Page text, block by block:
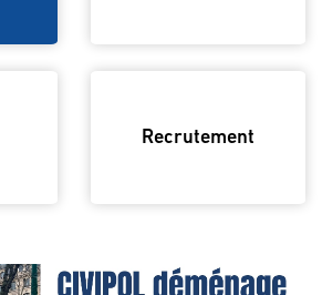
Recrutement